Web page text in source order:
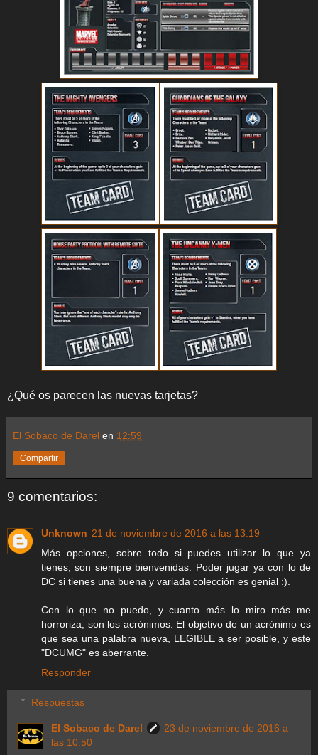
¿Qué os parecen las nuevas tarjetas?
El Sobaco de Darel en 12:59
Compartir
9 comentarios:
Unknown 21 de noviembre de 2016 a las 13:19
Más opciones, sobre todo si puedes utilizar lo que ya
tienes, son siempre bienvenidas. Poder jugar ya con lo de
DC si tienes una buena y variada colección es genial :).
Con lo que no puedo, y cuanto más lo miro más me
horroriza, son los acrónimos. El objetivo de un acrónimo es
que sea una palabra nueva, LEGIBLE a ser posible, y este
"DCUMG" es aberrante.
Responder
Respuestas
El Sobaco de Darel
23 de noviembre de 2016 a
las 10:50